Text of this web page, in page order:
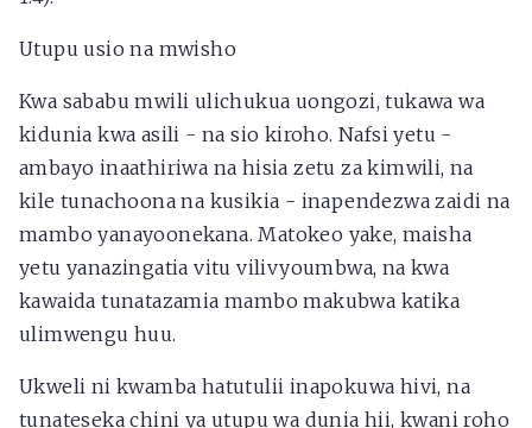
Utupu usio na mwisho
Kwa sababu mwili ulichukua uongozi, tukawa wa
kidunia kwa asili - na sio kiroho. Nafsi yetu -
ambayo inaathiriwa na hisia zetu za kimwili, na
kile tunachoona na kusikia - inapendezwa zaidi na
mambo yanayoonekana. Matokeo yake, maisha
yetu yanazingatia vitu vilivyoumbwa, na kwa
kawaida tunatazamia mambo makubwa katika
ulimwengu huu.
Ukweli ni kwamba hatutulii inapokuwa hivi, na
tunateseka chini ya utupu wa dunia hii, kwani roho